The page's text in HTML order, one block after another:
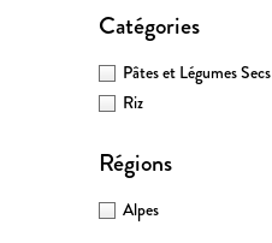
Catégories
Pâtes et Légumes Secs
Riz
Régions
Alpes